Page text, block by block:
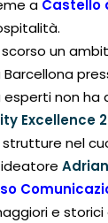
a Castello
un
non ha
Excellence
nel
e storici